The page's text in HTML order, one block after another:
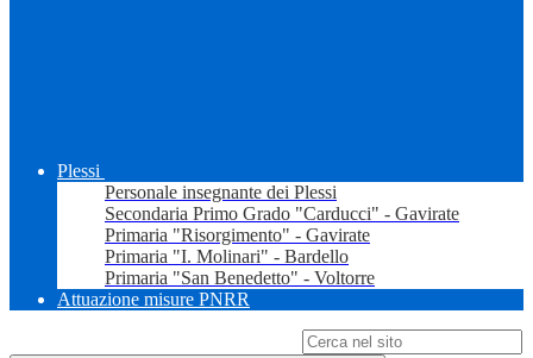
Plessi
Personale insegnante dei Plessi
Secondaria Primo Grado "Carducci" - Gavirate
Primaria "Risorgimento" - Gavirate
Primaria "I. Molinari" - Bardello
Primaria "San Benedetto" - Voltorre
Attuazione misure PNRR